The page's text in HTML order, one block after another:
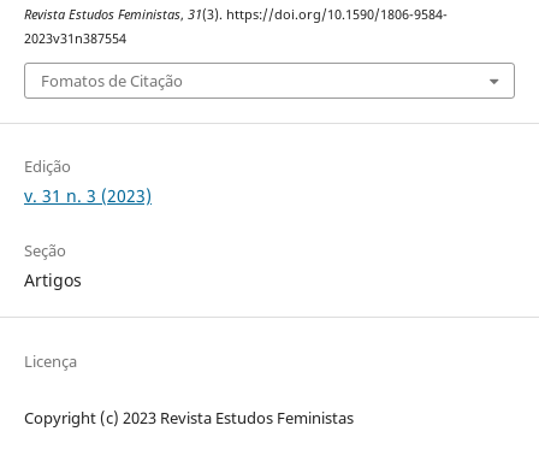
Revista Estudos Feministas, 31(3). https://doi.org/10.1590/1806-9584-
2023v31n387554
Fomatos de Citação
Edição
v. 31 n. 3 (2023)
Seção
Artigos
Licença
Copyright (c) 2023 Revista Estudos Feministas